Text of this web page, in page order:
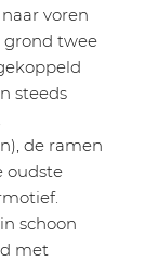
voren
grond twee
steeds
de ramen
oudste
schoon
met